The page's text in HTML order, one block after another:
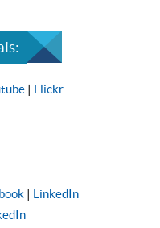
| Flickr
| LinkedIn